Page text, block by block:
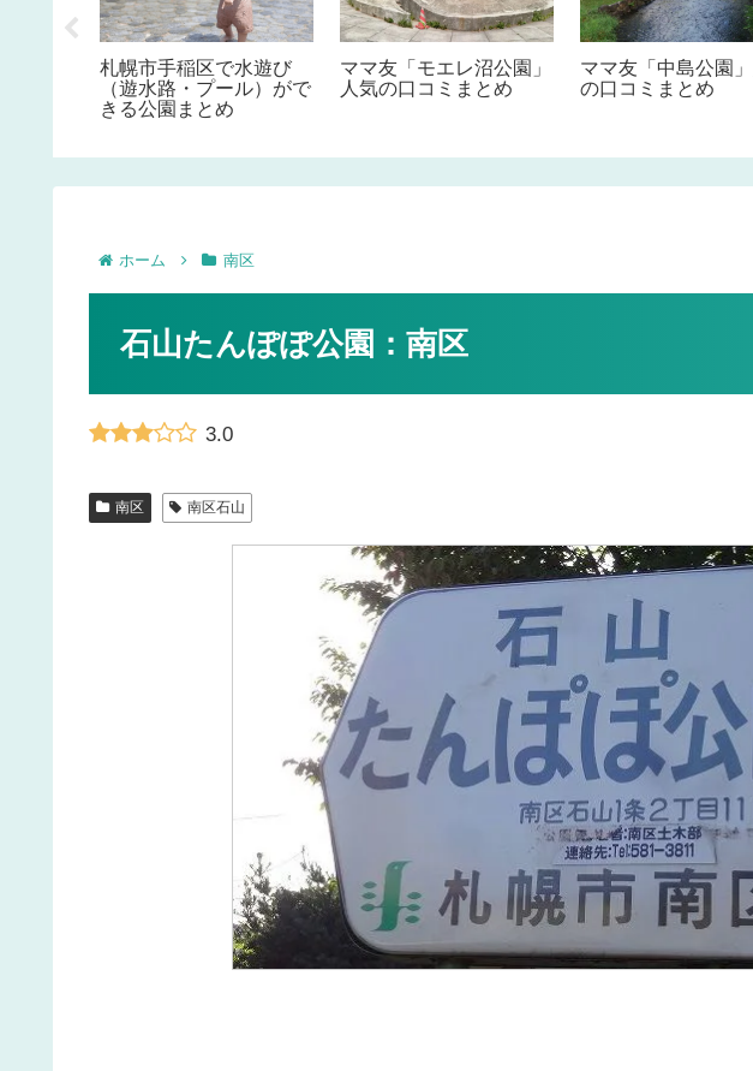
札幌市手稲区で水遊び
（遊水路・プール）がで
きる公園まとめ
ママ友「モエレ沼公園」
人気の口コミまとめ
ママ友「中島公園
の口コミまとめ
ホーム 南区
石山たんぽぽ公園：南区
3.0
南区 南区石山